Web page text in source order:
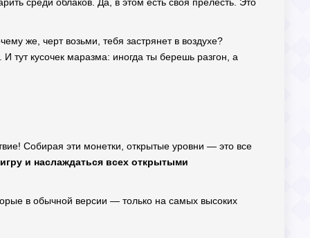
же, черт возьми, тебя застрянет в воздухе?
тут кусочек маразма: иногда ты берешь разгон, а
Собирая эти монетки, открытые уровни — это все
и наслаждаться всех открытыми
в обычной версии — только на самых высоких